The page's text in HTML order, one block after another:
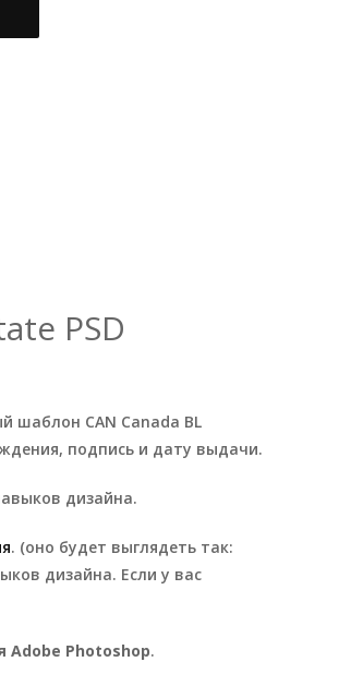
PSD
шаблон CAN Canada BL
подпись и дату выдачи.
дизайна.
. (оно будет выглядеть так:
дизайна. Если у вас
Adobe Photoshop.